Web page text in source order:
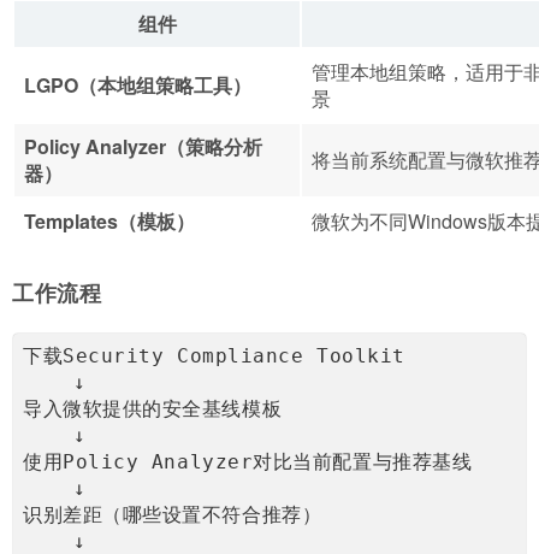
组件
LGPO（本地组策略工具）
管理本地组策略，适用于
景
Policy Analyzer（策略分析
器）
将当前系统配置与微软推
Templates（模板） 微软为不同Windows版本
工作流程
下载Security Compliance Toolkit
↓
导入微软提供的安全基线模板
↓
使用Policy Analyzer对比当前配置与推荐基线
↓
识别差距（哪些设置不符合推荐）
↓